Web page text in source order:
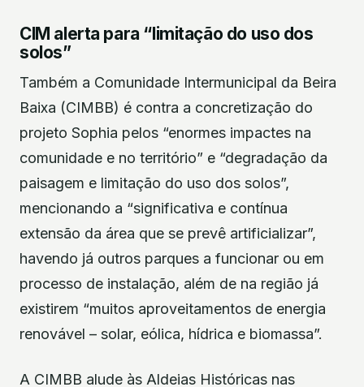
CIM alerta para “limitação do uso dos
solos”
Também a Comunidade Intermunicipal da Beira
Baixa (CIMBB) é contra a concretização do
projeto Sophia pelos “enormes impactes na
comunidade e no território” e “degradação da
paisagem e limitação do uso dos solos”,
mencionando a “significativa e contínua
extensão da área que se prevê artificializar”,
havendo já outros parques a funcionar ou em
processo de instalação, além de na região já
existirem “muitos aproveitamentos de energia
renovável – solar, eólica, hídrica e biomassa”.
A CIMBB alude às Aldeias Históricas nas